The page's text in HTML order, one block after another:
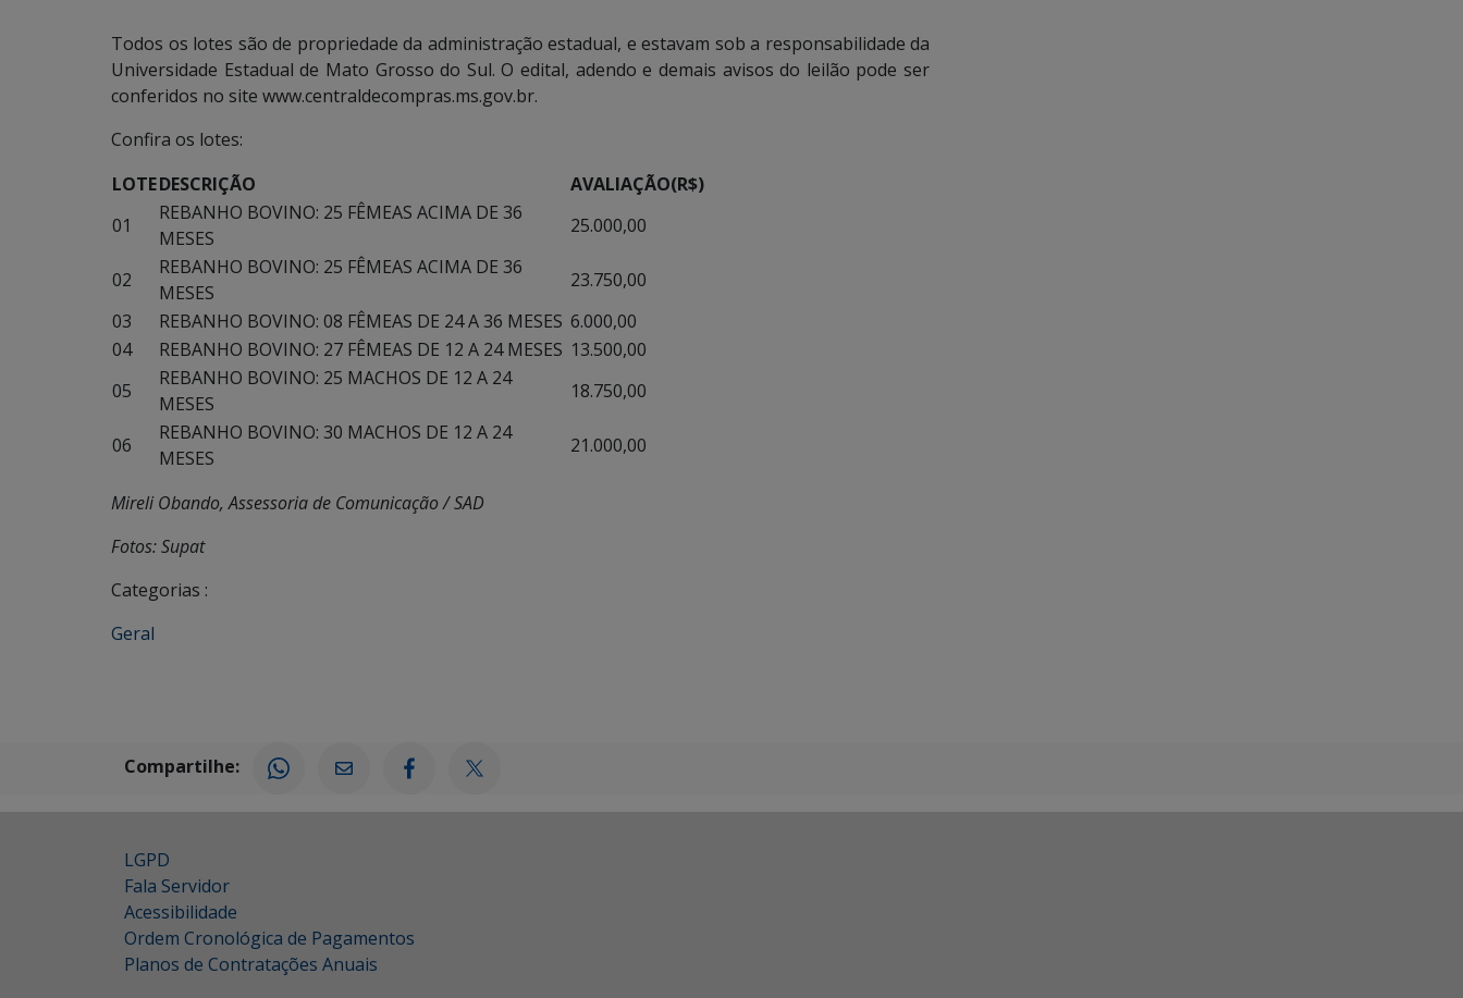
Todos os lotes são de propriedade da administração estadual, e estavam sob a responsabilidade da
Universidade Estadual de Mato Grosso do Sul. O edital, adendo e demais avisos do leilão pode ser
conferidos no site www.centraldecompras.ms.gov.br.
Confira os lotes:
LOTEDESCRIÇÃO AVALIAÇÃO(R$)
01
REBANHO BOVINO: 25 FÊMEAS ACIMA DE 36
MESES
25.000,00
02
REBANHO BOVINO: 25 FÊMEAS ACIMA DE 36
MESES
23.750,00
03
REBANHO BOVINO: 08 FÊMEAS DE 24 A 36 MESES 6.000,00
04
REBANHO BOVINO: 27 FÊMEAS DE 12 A 24 MESES 13.500,00
05
REBANHO BOVINO: 25 MACHOS DE 12 A 24
MESES
18.750,00
06
REBANHO BOVINO: 30 MACHOS DE 12 A 24
MESES
21.000,00
Mireli Obando, Assessoria de Comunicação / SAD
Fotos: Supat
Categorias :
Geral
Compartilhe:
LGPD
Fala Servidor
Acessibilidade
Ordem Cronológica de Pagamentos
Planos de Contratações Anuais